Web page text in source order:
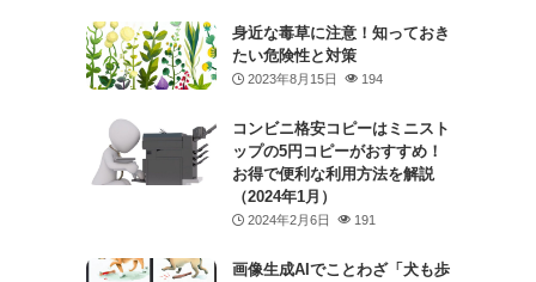
身近な毒草に注意！知っておき
たい危険性と対策
2023年8月15日 194
コンビニ格安コピーはミニスト
ップの5円コピーがおすすめ！
お得で便利な利用方法を解説
（2024年1月）
2024年2月6日 191
画像生成AIでことわざ「犬も歩